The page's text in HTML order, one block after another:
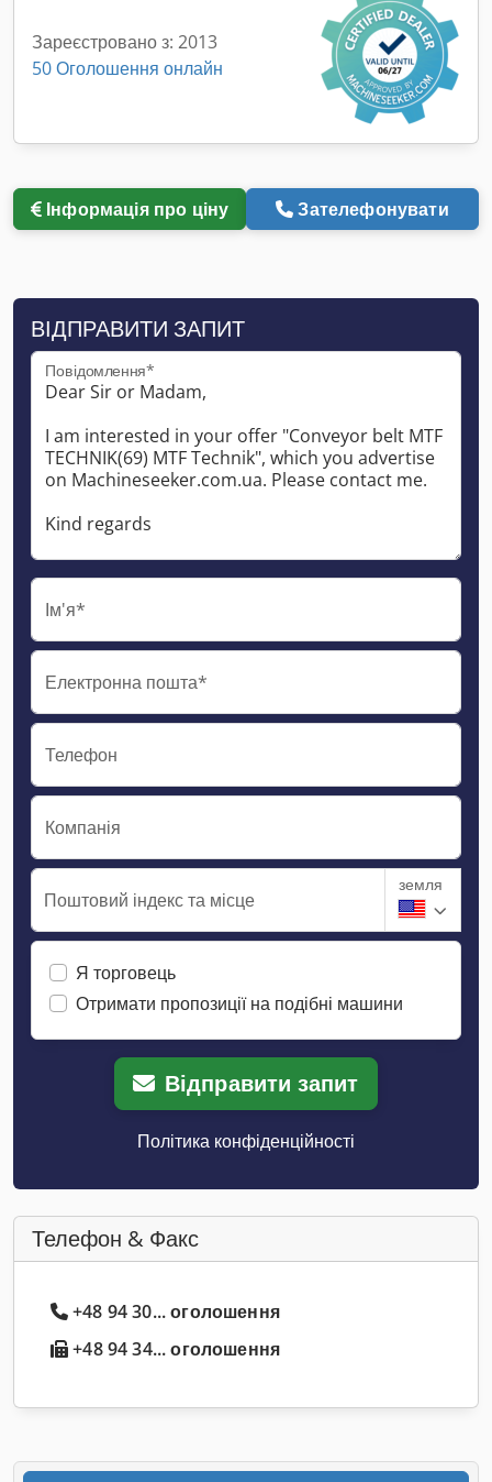
Зареєстровано з: 2013
50 Оголошення онлайн
Інформація про ціну Зателефонувати
ВІДПРАВИТИ ЗАПИТ
Повідомлення*
Ім'я*
Електронна пошта*
Телефон
Компанія
Поштовий індекс та місце
земля
Я торговець
Отримати пропозиції на подібні машини
Відправити запит
Політика конфіденційності
Телефон & Факс
+48 94 30... оголошення
+48 94 34... оголошення